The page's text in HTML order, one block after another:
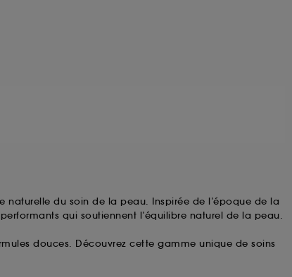
du soin de la peau. Inspirée de l’époque de la
qui soutiennent l’équilibre naturel de la peau.
douces. Découvrez cette gamme unique de soins